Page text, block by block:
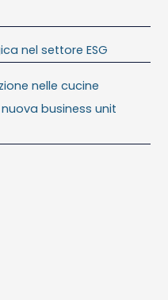
nel settore ESG
nelle cucine
business unit